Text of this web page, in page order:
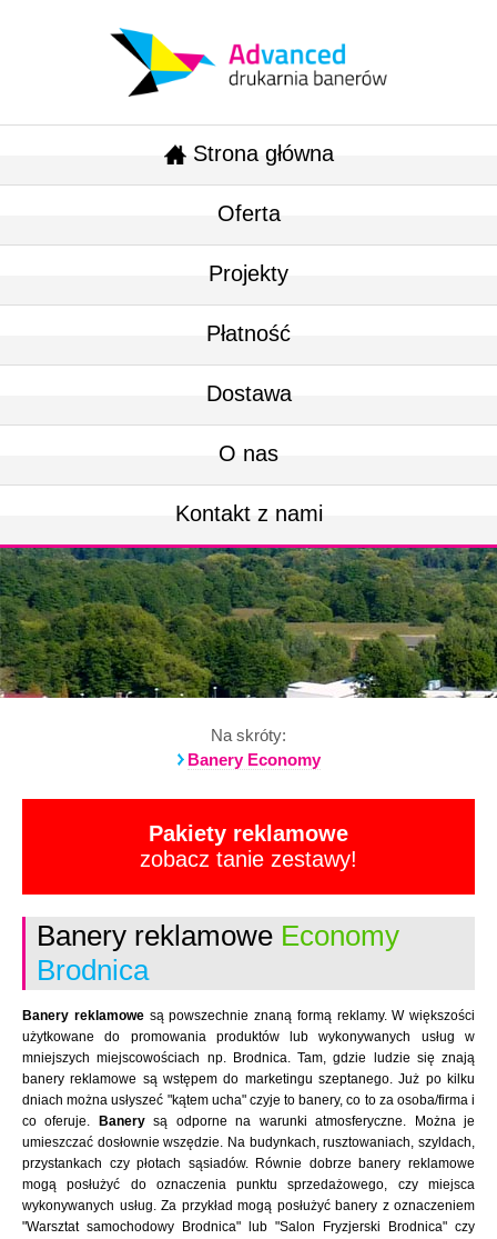
Strona główna
Oferta
Projekty
Płatność
Dostawa
O nas
Kontakt z nami
Na skróty:
Banery Economy
Pakiety reklamowe
zobacz tanie zestawy!
Banery reklamowe Economy
Brodnica
Banery reklamowesą powszechnie znaną formą reklamy. W większości
użytkowane do promowania produktów lub wykonywanych usług w
mniejszych miejscowościach np. Brodnica. Tam, gdzie ludzie się znają
banery reklamowe są wstępem do marketingu szeptanego. Już po kilku
dniach można usłyszeć "kątem ucha" czyje to banery, co to za osoba/firma i
co oferuje.
Banerysą odporne na warunki atmosferyczne. Można je
umieszczać dosłownie wszędzie. Na budynkach, rusztowaniach, szyldach,
przystankach czy płotach sąsiadów. Równie dobrze banery reklamowe
mogą posłużyć do oznaczenia punktu sprzedażowego, czy miejsca
wykonywanych usług. Za przykład mogą posłużyć banery z oznaczeniem
"Warsztat samochodowy Brodnica" lub "Salon Fryzjerski Brodnica" czy